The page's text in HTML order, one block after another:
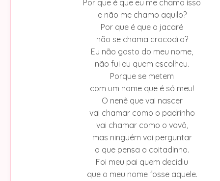
Por que é que eu me chamo isso
e não me chamo aquilo?
Por que é que o jacaré
não se chama crocodilo?
Eu não gosto do meu nome,
não fui eu quem escolheu.
Porque se metem
com um nome que é só meu!
O nenê que vai nascer
vai chamar como o padrinho
vai chamar como o vovô,
mas ninguém vai perguntar
o que pensa o coitadinho.
Foi meu pai quem decidiu
que o meu nome fosse aquele.